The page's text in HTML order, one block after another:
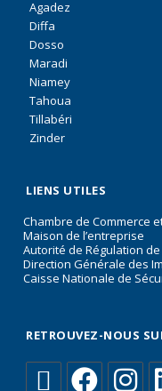
Agadez
Diffa
Dosso
Maradi
Niamey
Tahoua
Tillabéri
Zinder
LIENS UTILES
Chambre de Commerce
Maison de l’entreprise
Autorité de Régulation
Direction Générale des
Caisse Nationale de
RETROUVEZ-NOUS